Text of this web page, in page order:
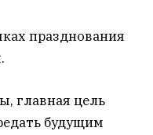
празднования
главная цель
будущим